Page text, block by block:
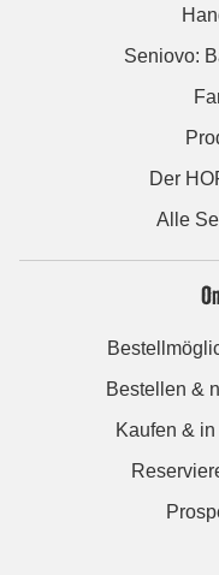
Seniovo:
Der
Alle
Bestellen &
Kaufen &